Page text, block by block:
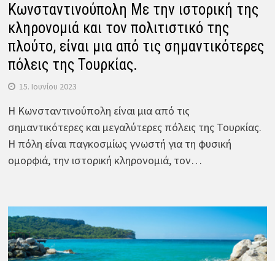
Κωνσταντινούπολη Με την ιστορική της
κληρονομιά και τον πολιτιστικό της
πλούτο, είναι μια από τις σημαντικότερες
πόλεις της Τουρκίας.
15. Ιουνίου 2023
Η Κωνσταντινούπολη είναι μια από τις
σημαντικότερες και μεγαλύτερες πόλεις της Τουρκίας.
Η πόλη είναι παγκοσμίως γνωστή για τη φυσική
ομορφιά, την ιστορική κληρονομιά, τον…